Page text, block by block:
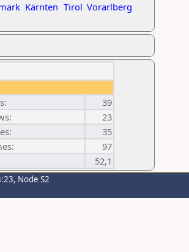
Kärnten Tirol Vorarlberg
39
23
35
97
52,1
Node S2